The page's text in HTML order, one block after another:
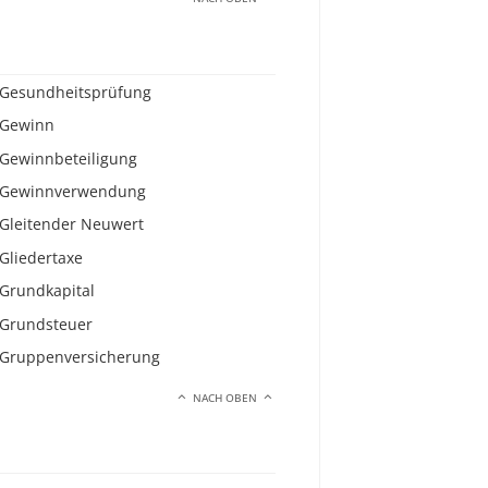
Gesundheitsprüfung
Gewinn
Gewinnbeteiligung
Gewinnverwendung
Gleitender Neuwert
Gliedertaxe
Grundkapital
Grundsteuer
Gruppenversicherung
NACH OBEN